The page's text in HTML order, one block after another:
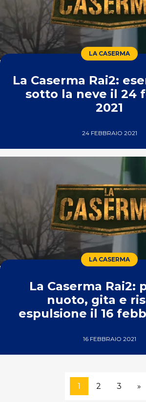
LA CASERMA
La Caserma Rai2:
sotto la neve il 24
2021
24 FEBBRAIO 2021
LA CASERMA
La Caserma Rai2:
nuoto, gita e
espulsione il 16
16 FEBBRAIO 2021
1 2 3 »